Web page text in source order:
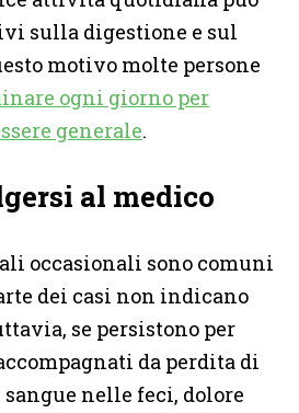
sulla digestione e sul
motivo molte persone
ogni giorno per
generale.
al medico
occasionali sono comuni
dei casi non indicano
se persistono per
da perdita di
nelle feci, dolore